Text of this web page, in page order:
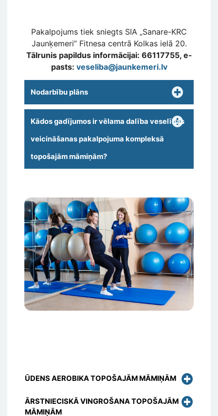
Pakalpojums tiek sniegts SIA „Sanare-KRC
Jaunķemeri” Fitnesa centrā Kolkas ielā 20.
Tālrunis papildus informācijai: 66117755, e-
pasts: veseliba@jaunkemeri.lv
Nodarbību plāns
Kādos gadījumos ir vēlama dalība veselības
veicināšanas pakalpojuma kompleksā
topošajām māmiņām?
Attēls
ŪDENS AEROBIKA TOPOŠAJĀM MĀMIŅĀM
ĀRSTNIECISKĀ VINGROŠANA TOPOŠAJĀM
MĀMIŅĀM